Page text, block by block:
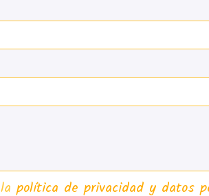
lapolítica de privacidad y datos